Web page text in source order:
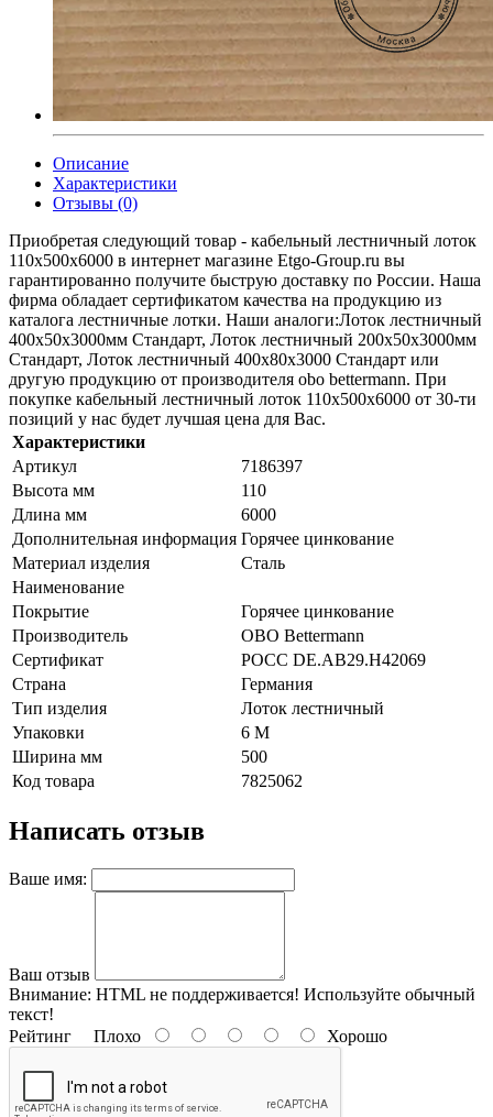
Описание
Характеристики
Отзывы (0)
Приобретая следующий товар - кабельный лестничный лоток
110x500x6000 в интернет магазине Etgo-Group.ru вы
гарантированно получите быструю доставку по России. Наша
фирма обладает сертификатом качества на продукцию из
каталога лестничные лотки. Наши аналоги:Лоток лестничный
400х50х3000мм Стандарт, Лоток лестничный 200х50х3000мм
Стандарт, Лоток лестничный 400х80х3000 Стандарт или
другую продукцию от производителя obo bettermann. При
покупке кабельный лестничный лоток 110x500x6000 от 30-ти
позиций у нас будет лучшая цена для Вас.
Характеристики
Артикул
7186397
Высота мм
110
Длина мм
6000
Дополнительная информация Горячее цинкование
Материал изделия
Сталь
Наименование
Покрытие
Горячее цинкование
Производитель
OBO Bettermann
Сертификат
POCC DE.AB29.H42069
Страна
Германия
Тип изделия
Лоток лестничный
Упаковки
6 М
Ширина мм
500
Код товара
7825062
Написать отзыв
Ваше имя:
Ваш отзыв
Внимание: HTML не поддерживается! Используйте обычный
текст!
Рейтинг Плохо Хорошо